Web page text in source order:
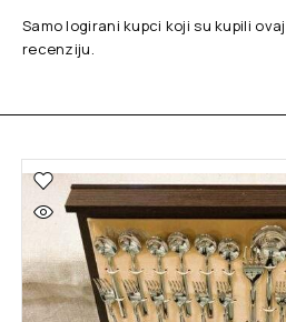
Samo logirani kupci koji su kupili
recenziju.